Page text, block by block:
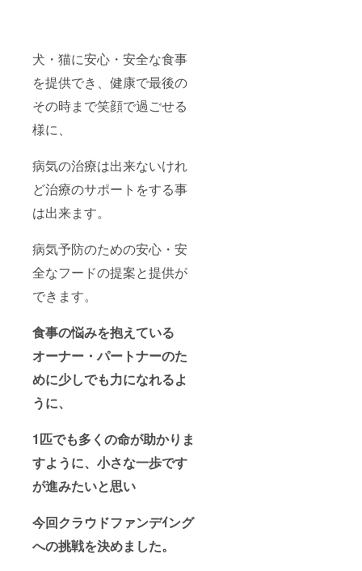
犬・猫に安心・安全な食事
を提供でき、健康で最後の
その時まで笑顔で過ごせる
様に、
病気の治療は出来ないけれ
ど治療のサポートをする事
は出来ます。
病気予防のための安心・安
全なフードの提案と提供が
できます。
食事の悩みを抱えている
オーナー・パートナーのた
めに少しでも力になれるよ
うに、
1匹でも多くの命が助かりま
すように、 小さな一歩です
が進みたいと思い
今回クラウドファンデｲング
への挑戦を決めました。